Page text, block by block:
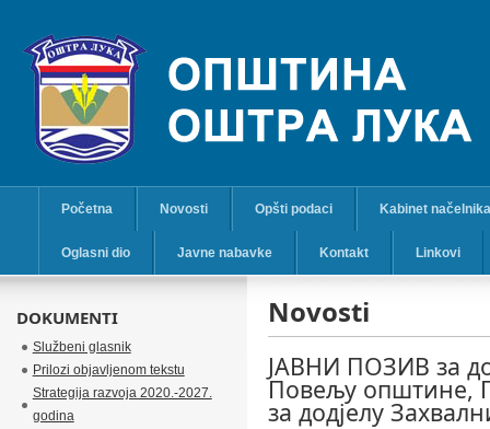
Početna Novosti Opšti podaci Kabinet načelnika
Oglasni dio Javne nabavke Kontakt Linkovi
Novosti
ЈАВНИ ПОЗИВ за
Повељу општине,
за додјелу
DOKUMENTI
Službeni glasnik
Prilozi objavljenom tekstu
Strategija razvoja 2020.-2027.
godina